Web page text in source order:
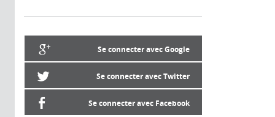
Se connecter avec Google
Se connecter avec Twitter
Se connecter avec Facebook